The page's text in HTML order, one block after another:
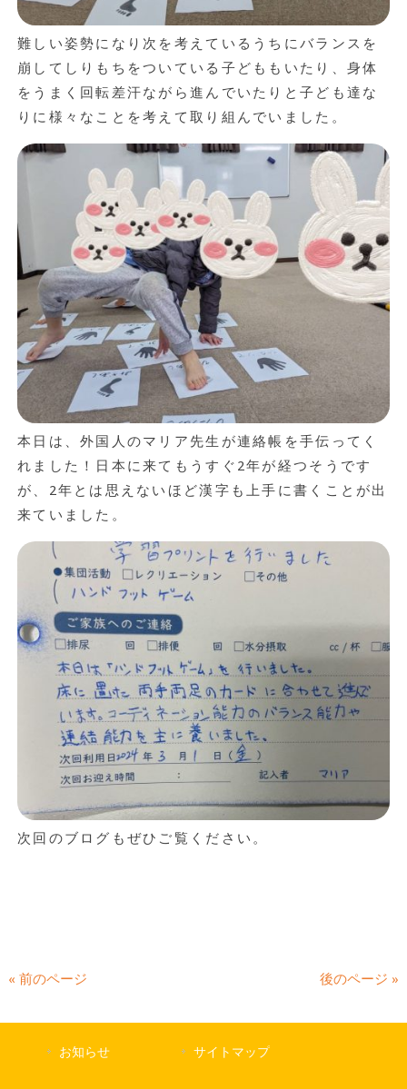
難しい姿勢になり次を考えているうちにバランスを
崩してしりもちをついている子どももいたり、身体
をうまく回転差汗ながら進んでいたりと子ども達な
りに様々なことを考えて取り組んでいました。
本日は、外国人のマリア先生が連絡帳を手伝ってく
れました！日本に来てもうすぐ2年が経つそうです
が、2年とは思えないほど漢字も上手に書くことが出
来ていました。
次回のブログもぜひご覧ください。
« 前のページ 後のページ »
お知らせ サイトマップ